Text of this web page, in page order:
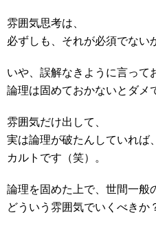
雰囲気思考は、
必ずしも、それが必須でない
いや、誤解なきように言って
論理は固めておかないとダメ
雰囲気だけ出して、
実は論理が破たんしていれば
カルトです（笑）。
論理を固めた上で、世間一般
どういう雰囲気でいくべきか